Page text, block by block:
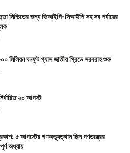
নিশ্চিতের জন্য ভিআইপি-সিআইপি সহ সব পর্যায়ের
মিলিয়ন ঘনফুট গ্যাস জাতীয় গ্রিডে সরবরাহ শুরু
নির্ধারিত ২০ আগস্ট
৫ আগস্টের গণঅভ্যুত্থান ছিল গণতন্ত্রের
অধ্যায়